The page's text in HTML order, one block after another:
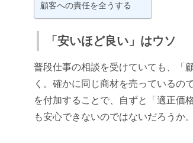
顧客への責任を全うする
「安いほど良い」はウソ
普段仕事の相談を受けていても、「
く。確かに同じ商材を売っているの
を付加することで、自ずと「適正価
も安心できないのではないだろうか。